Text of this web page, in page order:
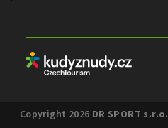
Copyright 2026 DR SPORT s.r.o.